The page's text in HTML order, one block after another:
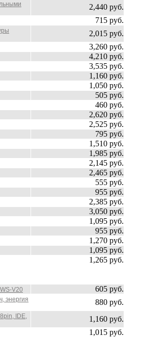
2,440 руб.
715 руб.
2,015 руб.
3,260 руб.
4,210 руб.
3,535 руб.
1,160 руб.
1,050 руб.
505 руб.
460 руб.
2,620 руб.
2,525 руб.
795 руб.
1,510 руб.
1,985 руб.
2,145 руб.
2,465 руб.
555 руб.
955 руб.
2,385 руб.
3,050 руб.
1,095 руб.
955 руб.
1,270 руб.
1,095 руб.
1,265 руб.
V20 605 руб.
энергия
880 руб.
IDE,
1,160 руб.
1,015 руб.